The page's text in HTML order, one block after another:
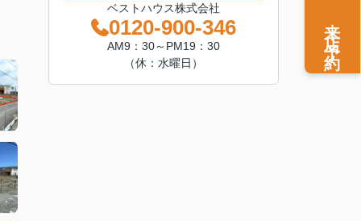
ベストハウス株式会社
0120-900-346
AM9：30～PM19：30
（休：水曜日）
来店予約